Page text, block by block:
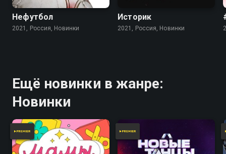
Нефутбол
2021, Россия, Новинки
Историк
2021, Россия, Новинки
Ещё новинки в жанре:
Новинки